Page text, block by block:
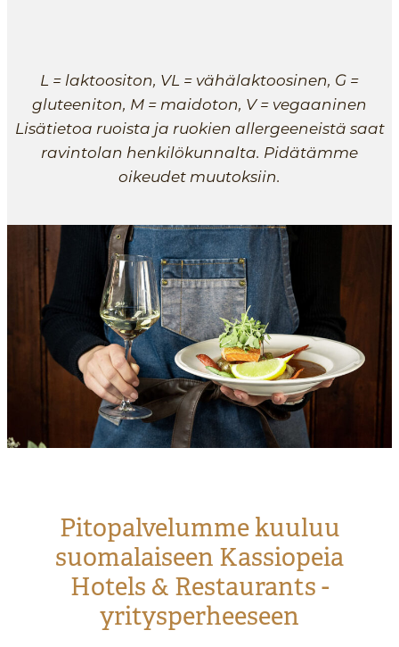
L = laktoositon, VL = vähälaktoosinen, G =
gluteeniton, M = maidoton, V = vegaaninen
Lisätietoa ruoista ja ruokien allergeeneistä saat
ravintolan henkilökunnalta. Pidätämme
oikeudet muutoksiin.
Pitopalvelumme kuuluu
suomalaiseen Kassiopeia
Hotels & Restaurants -
yritysperheeseen